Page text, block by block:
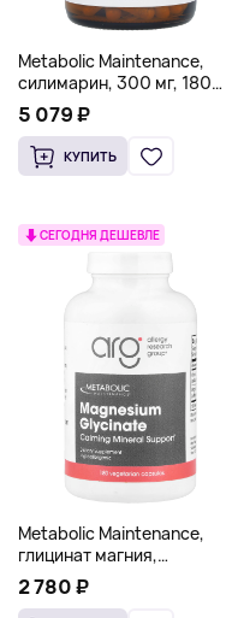
Metabolic Maintenance,
силимарин, 300 мг, 180
капсул
5 079 ₽
КУПИТЬ
СЕГОДНЯ ДЕШЕВЛЕ
Metabolic Maintenance,
глицинат магния,
180 вегетарианских капсул
2 780 ₽